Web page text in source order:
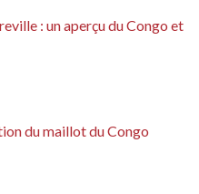
: un aperçu du Congo et
du maillot du Congo